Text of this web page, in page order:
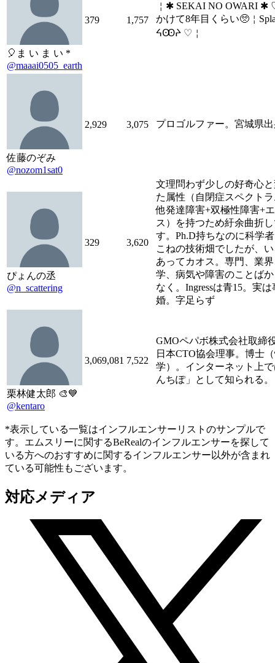
🎈ま い ま い *
@maaai0505_earth
379 1,757
￤✱ SEKAI NO OWARI ✱
かけて8年目くらい🥺￤
ᔦꙬᔨ ♡￤
佐藤のぞみ
@nozom1sat0
2,929 3,075 プロゴルファー。宮城県
ぴょんの丞
@n_scattering
329 3,620
文理問わず少しの好奇心
た属性（自閉症スペクト
他発達障害+双極性障害+
ス）を持つため紆余曲折
す。Ph.D持ちなのに科学
こねの技術畑でしたが、
あってカオス。専門、業
学、病気や障害のことば
なく。Ingressは青15。実は
婚。字足らず
栗林健太郎 🎨💙
@kentaro
3,069,081 7,522
GMOペパボ株式会社取締
日本CTO協会理事。博士
学）。インターネット上
んちぽ」として知られる。
*表示している一覧はインフルエンサーリストのサンプルで
す。エムスリーに関するBeRealのインフルエンサーを探して
いる方へのおすすめに関するインフルエンサー以外が含まれ
ている可能性もございます。
対応メディア